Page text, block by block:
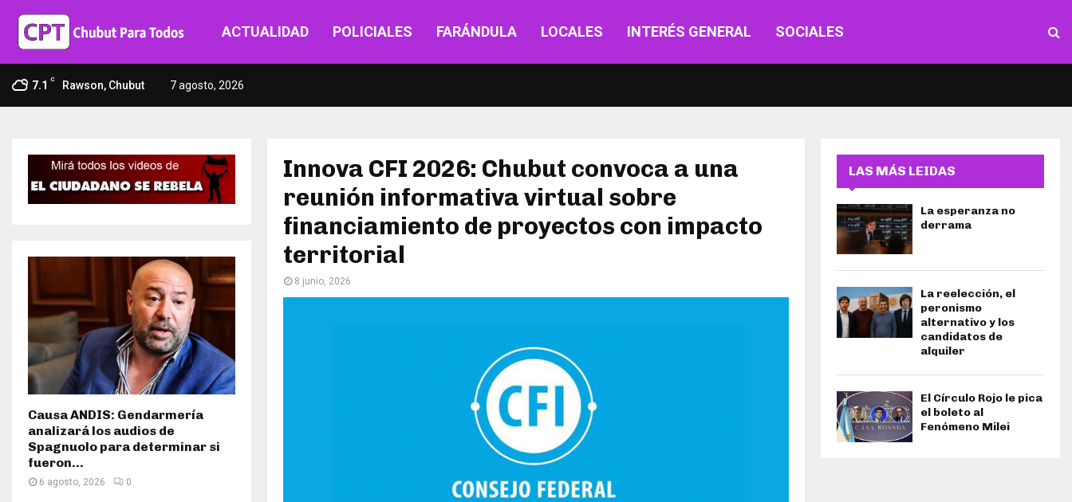
ACTUALIDAD POLICIALES FARÁNDULA LOCALES INTERÉS GENERAL SOCIALES
7.1 C Rawson, Chubut 7 agosto, 2026
Innova CFI 2026: Chubut convoca a una
reunión informativa virtual sobre
financiamiento de proyectos con impacto
territorial
8 junio, 2026
Causa ANDIS: Gendarmería
analizará los audios de
Spagnuolo para determinar si
fueron...
6 agosto, 2026 0
LAS MÁS LEIDAS
La esperanza no
derrama
La reelección, el
peronismo
alternativo y los
candidatos de
alquiler
El Círculo Rojo le pica
el boleto al
Fenómeno Milei